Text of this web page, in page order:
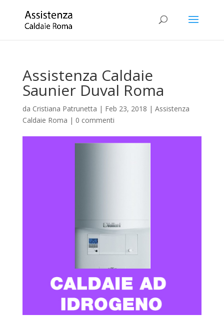
Assistenza Caldaie
Saunier Duval Roma
da Cristiana Patrunetta | Feb 23, 2018 | Assistenza
Caldaie Roma | 0 commenti